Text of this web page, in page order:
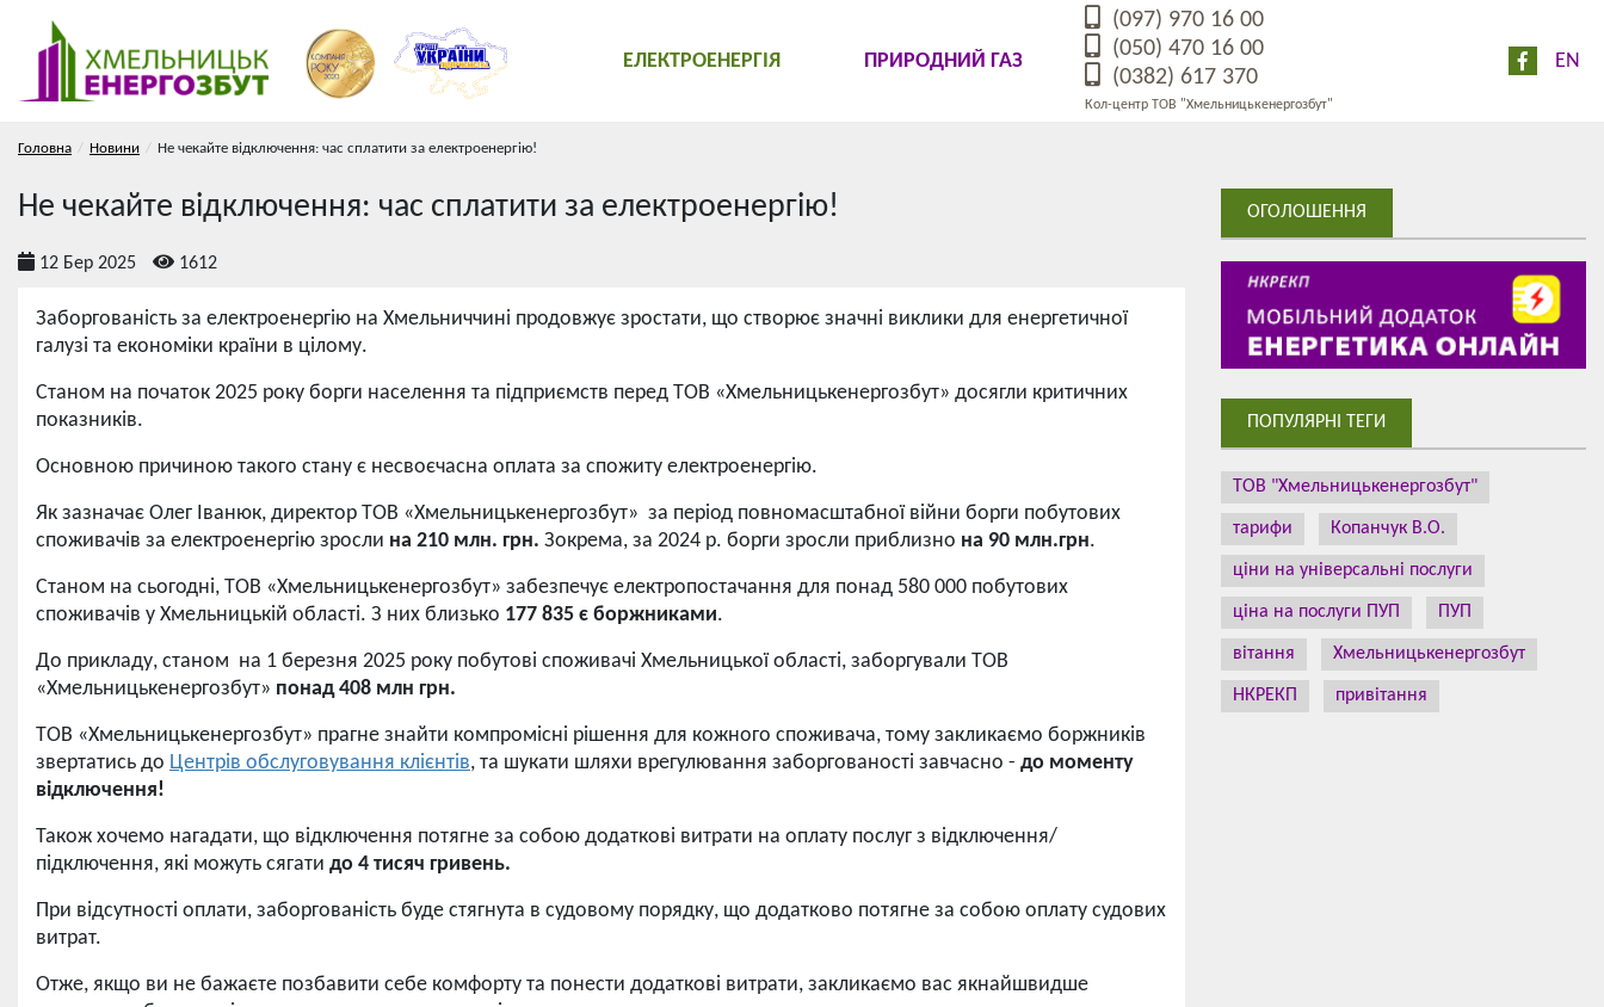
ЕЛЕКТРОЕНЕРГІЯ ПРИРОДНИЙ ГАЗ
(097) 970 16 00
(050) 470 16 00
(0382) 617 370
Кол-центр ТОВ "Хмельницькенергозбут"
EN
Головна Новини Не чекайте відключення: час сплатити за електроенергію!
Не чекайте відключення: час сплатити за електроенергію!
12 Бер 2025 1612
Заборгованість за електроенергію на Хмельниччині продовжує зростати, що створює значні виклики для енергетичної
галузі та економіки країни в цілому.
Станом на початок 2025 року борги населення та підприємств перед ТОВ «Хмельницькенергозбут» досягли критичних
показників.
Основною причиною такого стану є несвоєчасна оплата за спожиту електроенергію.
Як зазначає Олег Іванюк, директор ТОВ «Хмельницькенергозбут» за період повномасштабної війни борги побутових
споживачів за електроенергію зросли на 210 млн. грн. Зокрема, за 2024 р. борги зросли приблизно на 90 млн.грн.
Станом на сьогодні, ТОВ «Хмельницькенергозбут» забезпечує електропостачання для понад 580 000 побутових
споживачів у Хмельницькій області. З них близько 177 835 є боржниками.
До прикладу, станом на 1 березня 2025 року побутові споживачі Хмельницької області, заборгували ТОВ
«Хмельницькенергозбут» понад 408 млн грн.
ТОВ «Хмельницькенергозбут» прагне знайти компромісні рішення для кожного споживача, тому закликаємо боржників
звертатись до Центрів обслуговування клієнтів, та шукати шляхи врегулювання заборгованості завчасно - до моменту
відключення!
Також хочемо нагадати, що відключення потягне за собою додаткові витрати на оплату послуг з відключення/
підключення, які можуть сягати до 4 тисяч гривень.
При відсутності оплати, заборгованість буде стягнута в судовому порядку, що додатково потягне за собою оплату судових
витрат.
Отже, якщо ви не бажаєте позбавити себе комфорту та понести додаткові витрати, закликаємо вас якнайшвидше
ОГОЛОШЕННЯ
ПОПУЛЯРНІ ТЕГИ
ТОВ "Хмельницькенергозбут"
тарифи Копанчук В.О.
ціни на універсальні послуги
ціна на послуги ПУП ПУП
вітання Хмельницькенергозбут
НКРЕКП привітання